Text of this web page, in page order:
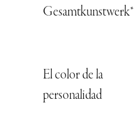
Gesamtkunstwerk*
El color de la
personalidad